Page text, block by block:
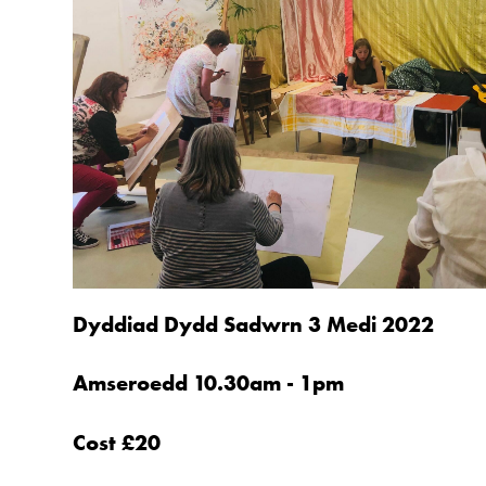
Dyddiad Dydd Sadwrn 3 Medi 2022
Amseroedd 10.30am - 1pm
Cost £20